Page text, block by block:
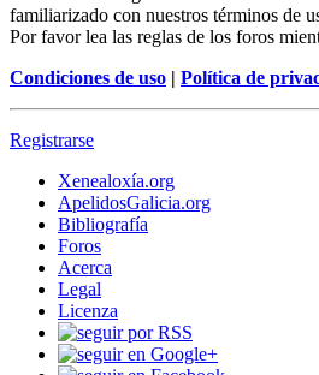
familiarizado con nuestros términos de
Por favor lea las reglas de los foros
Condiciones de uso | Política de
Registrarse
Xenealoxía.org
ApelidosGalicia.org
Bibliografía
Foros
Acerca
Legal
Licenza